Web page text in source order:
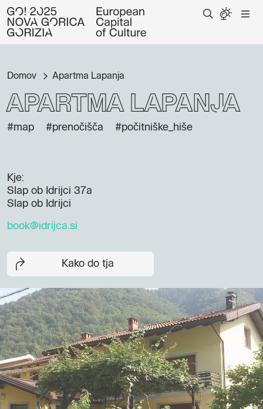
Domov Apartma Lapanja
Apartma Lapanja
#map #prenočišča #počitniške_hiše
Kje:
Slap ob Idrijci 37a
Slap ob Idrijci
book@idrijca.si
Kako do tja